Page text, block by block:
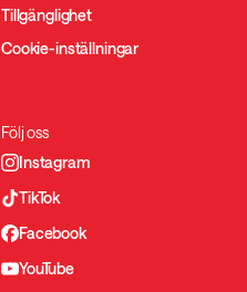
Tillgänglighet
Cookie-inställningar
Följ oss
Instagram
TikTok
Facebook
YouTube